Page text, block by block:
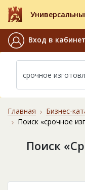
Вход в кабинет
Главная
Бизнес-
Поиск «срочное
Поиск